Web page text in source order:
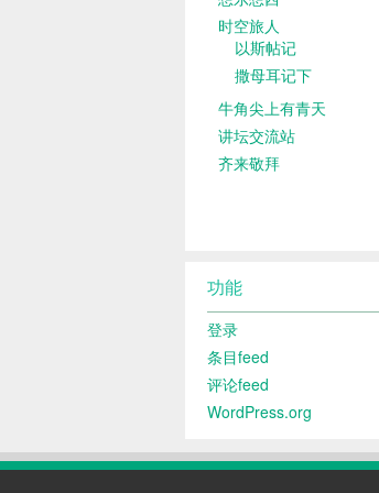
时空旅人
以斯帖记
撒母耳记下
牛角尖上有青天
讲坛交流站
齐来敬拜
功能
登录
条目feed
评论feed
WordPress.org